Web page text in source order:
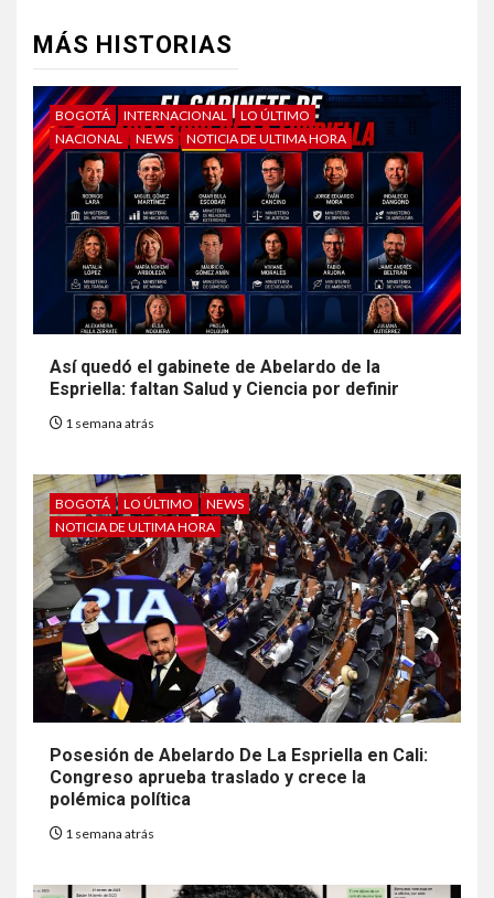
MÁS HISTORIAS
BOGOTÁ INTERNACIONAL
LO ÚLTIMO
NACIONAL
NEWS NOTICIA DE ULTIMA HORA
Así quedó el gabinete de Abelardo de la
Espriella: faltan Salud y Ciencia por definir
1 semana atrás
BOGOTÁ LO ÚLTIMO
NEWS
NOTICIA DE ULTIMA HORA
Posesión de Abelardo De La Espriella en Cali:
Congreso aprueba traslado y crece la
polémica política
1 semana atrás